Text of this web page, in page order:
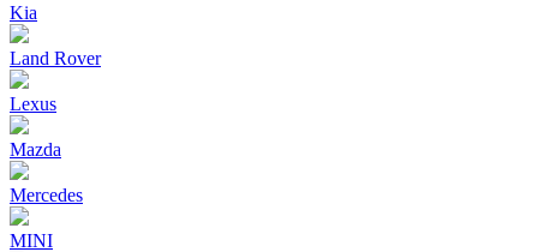
Kia
Land Rover
Lexus
Mazda
Mercedes
MINI